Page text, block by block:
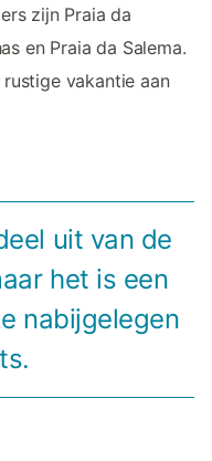
zijn Praia da
en Praia da Salema.
vakantie aan
uit van de
het is een
nabijgelegen